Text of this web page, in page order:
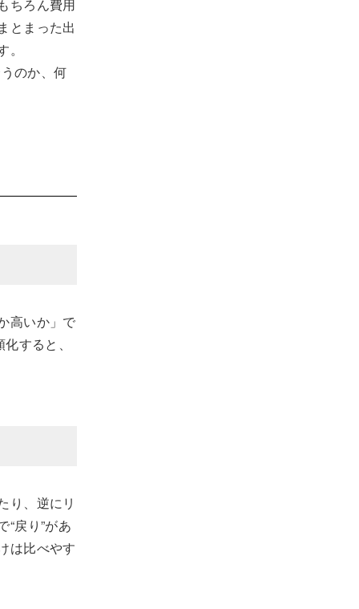
ちろん費用
とまった出
のか、何
高いか」で
すると、
り、逆にリ
戻り”があ
は比べやす